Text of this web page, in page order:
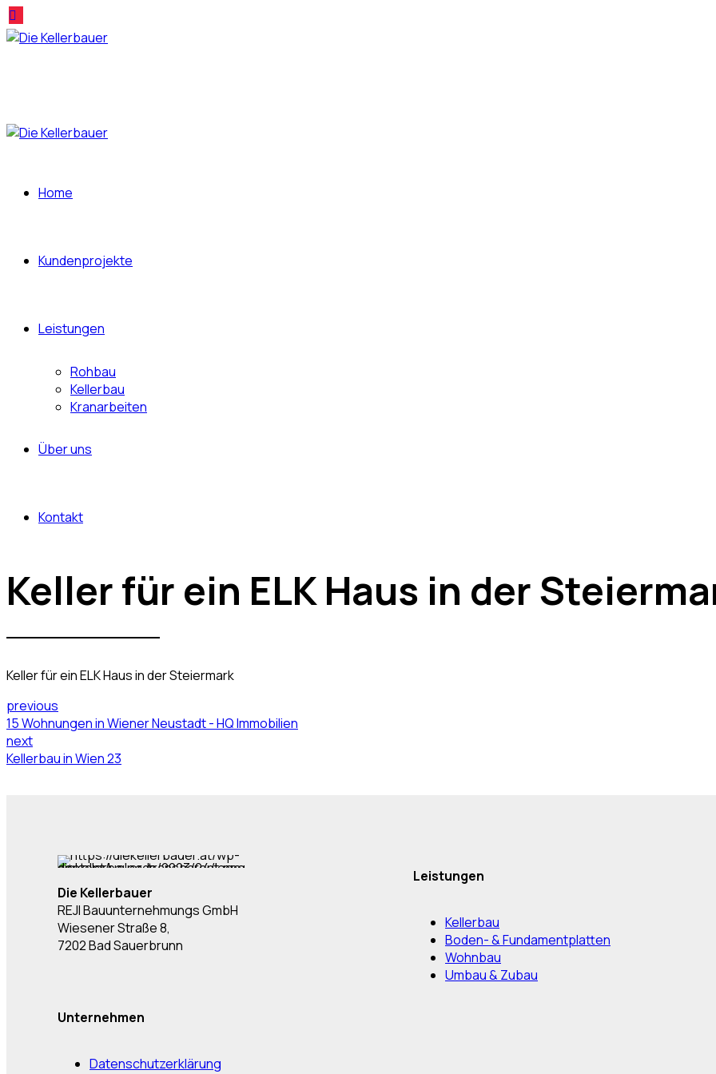
Home
Kundenprojekte
Leistungen
Rohbau
Kellerbau
Kranarbeiten
Über uns
Kontakt
Keller für ein ELK Haus in der
Keller für ein ELK Haus in der Steiermark
previous
15 Wohnungen in Wiener Neustadt - HQ Immobilien
next
Kellerbau in Wien 23
Die Kellerbauer
REJI Bauunternehmungs GmbH
Wiesener Straße 8,
7202 Bad Sauerbrunn
Leistungen
Kellerbau
Boden- & Fundamentplatten
Wohnbau
Umbau & Zubau
Unternehmen
Datenschutzerklärung